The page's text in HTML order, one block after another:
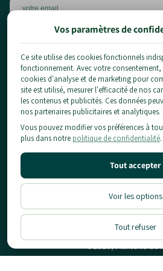
Vos paramètres de
Ce site utilise des cookies fonctionnels
fonctionnement. Avec votre
cookies d'analyse et de marketing pour
site est utilisé, mesurer l'efficacité de nos
les contenus et publicités. Ces données
nos partenaires publicitaires et analytiques.
Vous pouvez modifier vos préférences à
plus dans notre politique de confidentialité.
Tout accepter
Voir les options
Tout refuser
1 chemin du pont de la planche,
77124 Chauconin-Neufmontiers
01 84 80 65 86
contact@planteidf.fr
À propos
Livraison
CGV
Mentions Légales & Confidentialité
Conditions d'utilisation
Politique de Remboursement
Les plantes
Fruitiers
Notre Showroom
Conseils
Contact
©2026, Plante Île-de-
Designé & Developpé parMoon